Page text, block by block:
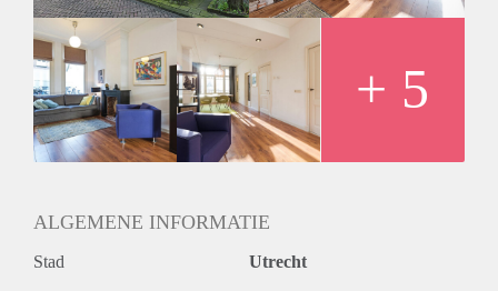
- Woning beschikt over een inloopkast.
- Huisdieren niet toegestaan.
- Professionele eindschoonmaak verplicht.
- Huurtermijn 12 maanden met optie tot verlenging.
- Borg gelijk aan 2 maanden huur
- Eenmalige servicekosten á € 295,- exclusief 21% btw.
- Beschikbaar per direct / in overleg.
€ 1.495,- exclusief g/w/e, tv, internet en belastingen. Inclusief
+ 5
ALGEMENE INFORMATIE
Stad Utrecht